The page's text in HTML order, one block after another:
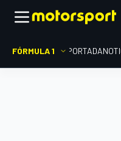
FÓRMULA 1 PORTADA